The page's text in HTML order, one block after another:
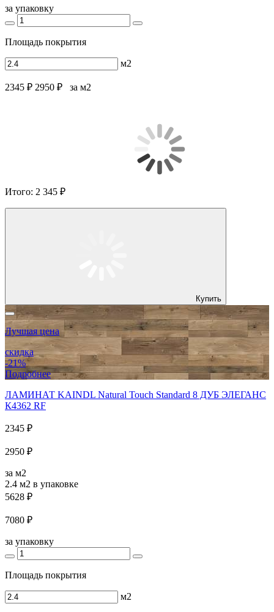
за упаковку
Площадь покрытия
м2
2345 ₽ 2950 ₽ за м2
Итого: 2 345 ₽
Купить
Лучшая цена
скидка
-21%
Подробнее
ЛАМИНАТ KAINDL Natural Touch Standard 8 ДУБ ЭЛЕГАНС
К4362 RF
2345 ₽
2950 ₽
за м2
2.4 м2 в упаковке
5628 ₽
7080 ₽
за упаковку
Площадь покрытия
м2